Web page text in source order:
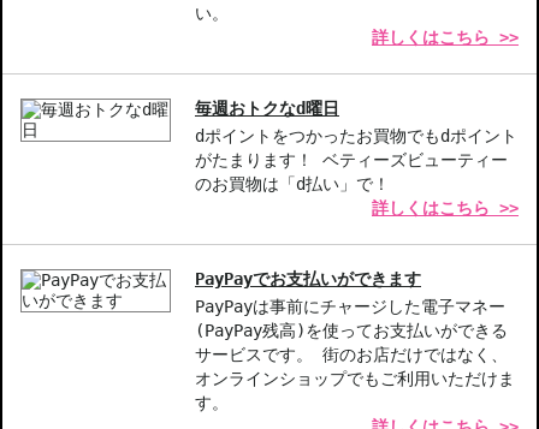
い。
詳しくはこちら >>
毎週おトクなd曜日
dポイントをつかったお買物でもdポイント
がたまります！ ベティーズビューティー
のお買物は「d払い」で！
詳しくはこちら >>
PayPayでお支払いができます
PayPayは事前にチャージした電子マネー
(PayPay残高)を使ってお支払いができる
サービスです。 街のお店だけではなく、
オンラインショップでもご利用いただけま
す。